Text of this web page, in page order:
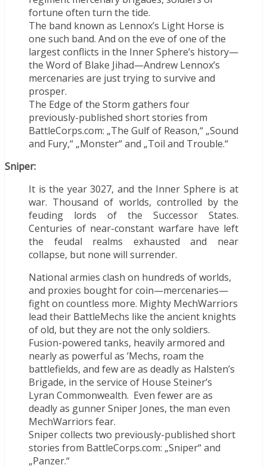
fortune often turn the tide.
The band known as Lennox’s Light Horse is
one such band. And on the eve of one of the
largest conflicts in the Inner Sphere’s history—
the Word of Blake Jihad—Andrew Lennox’s
mercenaries are just trying to survive and
prosper.
The Edge of the Storm gathers four
previously-published short stories from
BattleCorps.com: „The Gulf of Reason,“ „Sound
and Fury,“ „Monster“ and „Toil and Trouble.“
Sniper:
It is the year 3027, and the Inner Sphere is at
war. Thousand of worlds, controlled by the
feuding lords of the Successor States.
Centuries of near-constant warfare have left
the feudal realms exhausted and near
collapse, but none will surrender.
National armies clash on hundreds of worlds,
and proxies bought for coin—mercenaries—
fight on countless more. Mighty MechWarriors
lead their BattleMechs like the ancient knights
of old, but they are not the only soldiers.
Fusion-powered tanks, heavily armored and
nearly as powerful as ’Mechs, roam the
battlefields, and few are as deadly as Halsten’s
Brigade, in the service of House Steiner’s
Lyran Commonwealth. Even fewer are as
deadly as gunner Sniper Jones, the man even
MechWarriors fear.
Sniper collects two previously-published short
stories from BattleCorps.com: „Sniper“ and
„Panzer.“